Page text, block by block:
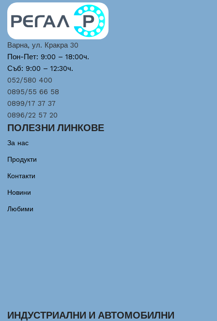
Варна, ул. Кракра 30
Пон-Пет: 9:00 – 18:00ч.
Съб: 9:00 – 12:30ч.
052/580 400
0895/55 66 58
0899/17 37 37
0896/22 57 20
ПОЛЕЗНИ ЛИНКОВЕ
За нас
Продукти
Контакти
Новини
Любими
ИНДУСТРИАЛНИ И АВТОМОБИЛНИ